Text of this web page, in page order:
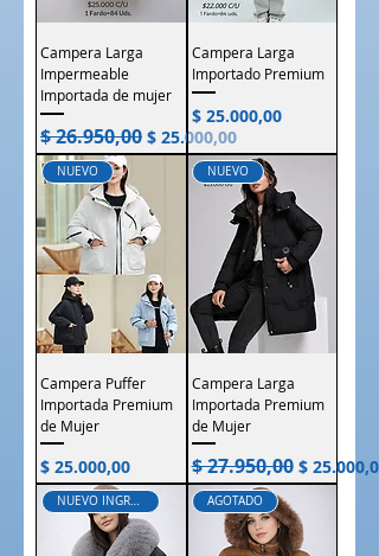
Campera Larga
Impermeable
Importada de mujer
Precio
$ 26.950,00 Precio de oferta
$ 25.000,00
Campera Larga
Importado Premium
Precio
$ 25.000,00
NUEVO
Campera Puffer
Importada Premium
de Mujer
Precio
$ 25.000,00
NUEVO
Campera Larga
Importada Premium
de Mujer
Precio
$ 27.950,00 Precio de
$ 25.000,00
NUEVO INGRESO AGOTADO